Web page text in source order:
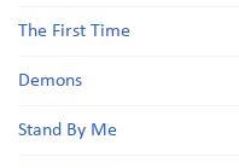
The First Time
Demons
Stand By Me